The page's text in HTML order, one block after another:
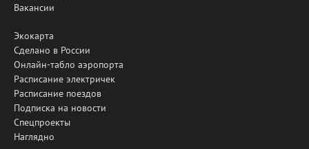
Вакансии
Экокарта
Сделано в России
Онлайн-табло аэропорта
Расписание электричек
Расписание поездов
Подписка на новости
Спецпроекты
Наглядно